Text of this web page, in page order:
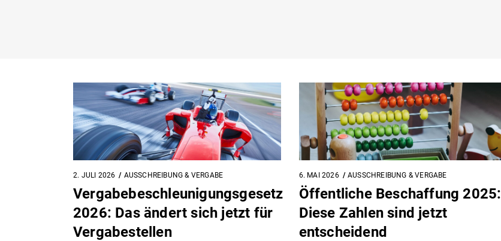
2. JULI 2026 AUSSCHREIBUNG & VERGABE
Vergabebeschleunigungsgesetz
2026: Das ändert sich jetzt für
Vergabestellen
6. MAI 2026 AUSSCHREIBUNG & VERGABE
Öffentliche Beschaffung 2025:
Diese Zahlen sind jetzt
entscheidend